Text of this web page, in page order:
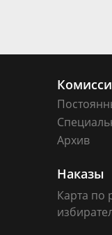
Архив
Наказы
Карта по